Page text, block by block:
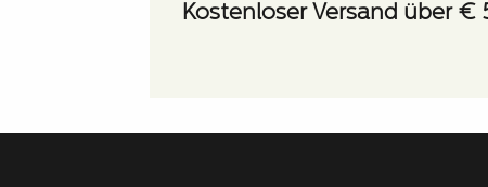
Kostenloser Versand über €